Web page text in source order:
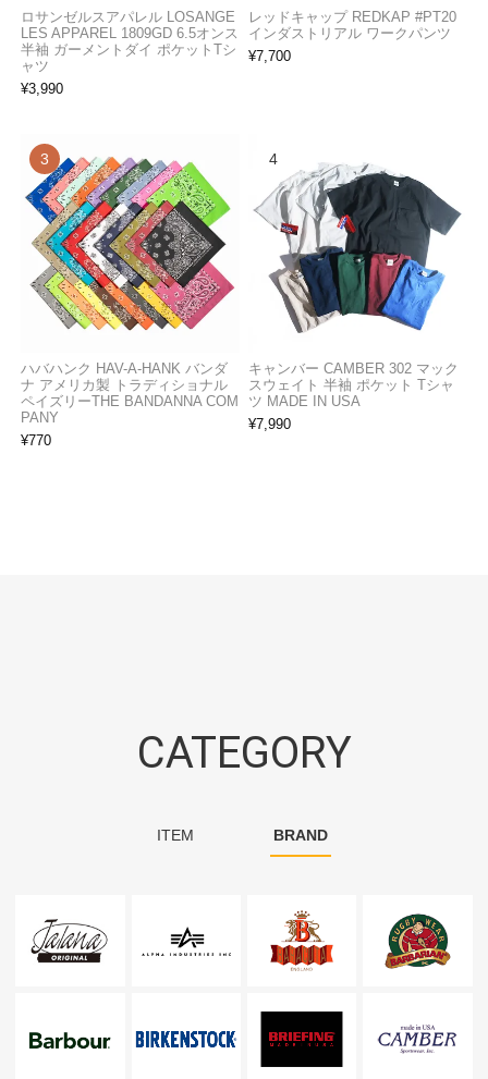
ロサンゼルスアパレル LOSANGE
LES APPAREL 1809GD 6.5オンス
半袖 ガーメントダイ ポケットTシ
ャツ
¥3,990
レッドキャップ REDKAP #PT20
インダストリアル ワークパンツ
¥7,700
ハバハンク HAV-A-HANK バンダ
ナ アメリカ製 トラディショナル
ペイズリーTHE BANDANNA COM
PANY
¥770
キャンバー CAMBER 302 マック
スウェイト 半袖 ポケット Tシャ
ツ MADE IN USA
¥7,990
CATEGORY
ITEM BRAND